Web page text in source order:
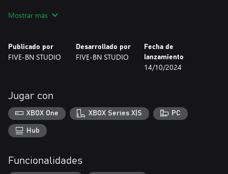
originalidad, demuestra ingenio y ¡tendrás la victoria en el
puesto entre los demás jugadores.
- Explora mundos enteros con cada nuevo episodio,
coleccionando cuidadosamente curiosidades locales.
emocionantes mini juegos.
Mostrar más
Publicado por
FIVE-BN STUDIO
Desarrollado por
FIVE-BN STUDIO
Fecha de
lanzamiento
14/10/2024
Jugar con
XBOX One XBOX Series X|S PC
Hub
Funcionalidades